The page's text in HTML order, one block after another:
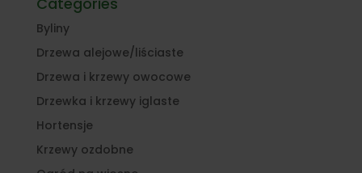
Byliny
Drzewa alejowe/liściaste
Drzewa i krzewy owocowe
Drzewka i krzewy iglaste
Hortensje
Krzewy ozdobne